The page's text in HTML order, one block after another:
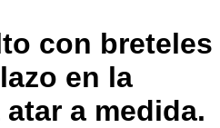
con breteles
en la
a medida.